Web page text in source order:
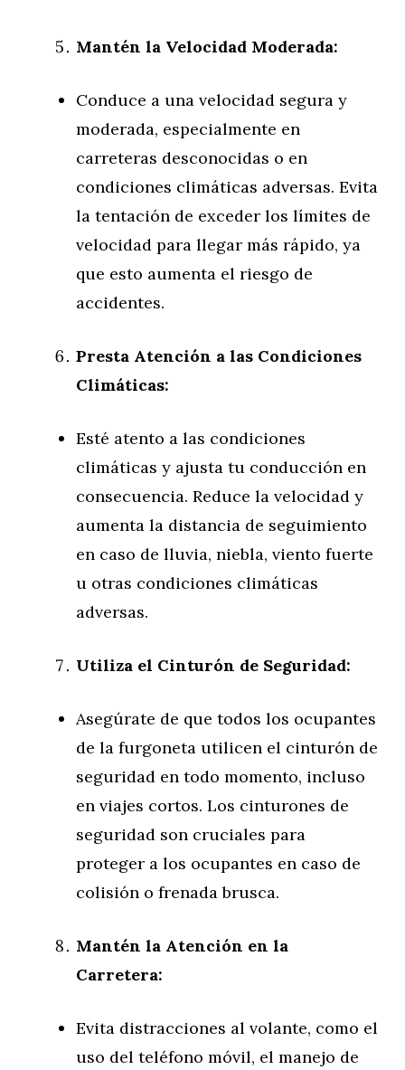
Mantén la Velocidad Moderada:
Conduce a una velocidad segura y
moderada, especialmente en
carreteras desconocidas o en
condiciones climáticas adversas. Evita
la tentación de exceder los límites de
velocidad para llegar más rápido, ya
que esto aumenta el riesgo de
accidentes.
Presta Atención a las Condiciones
Climáticas:
Esté atento a las condiciones
climáticas y ajusta tu conducción en
consecuencia. Reduce la velocidad y
aumenta la distancia de seguimiento
en caso de lluvia, niebla, viento fuerte
u otras condiciones climáticas
adversas.
Utiliza el Cinturón de Seguridad:
Asegúrate de que todos los ocupantes
de la furgoneta utilicen el cinturón de
seguridad en todo momento, incluso
en viajes cortos. Los cinturones de
seguridad son cruciales para
proteger a los ocupantes en caso de
colisión o frenada brusca.
Mantén la Atención en la
Carretera:
Evita distracciones al volante, como el
uso del teléfono móvil, el manejo de